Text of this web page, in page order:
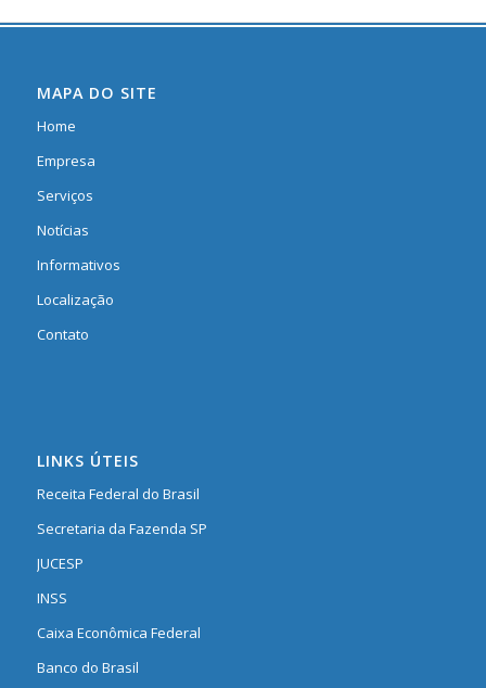
MAPA DO SITE
Home
Empresa
Serviços
Notícias
Informativos
Localização
Contato
LINKS ÚTEIS
Receita Federal do Brasil
Secretaria da Fazenda SP
JUCESP
INSS
Caixa Econômica Federal
Banco do Brasil